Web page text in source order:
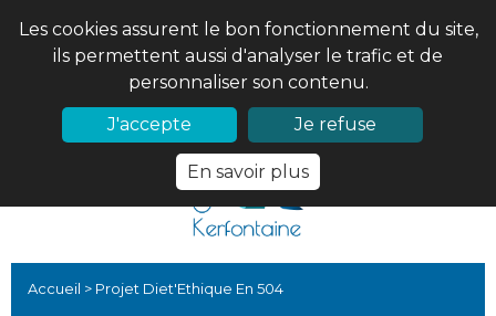
Les cookies assurent le bon fonctionnement du site,
ils permettent aussi d'analyser le trafic et de
personnaliser son contenu.
J'accepte
Je refuse
En savoir plus
02 97 56 61 18
Accueil > Projet Diet'Ethique En 504